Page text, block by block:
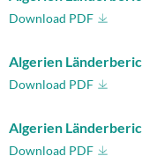
Download PDF
Algerien
Download PDF
Algerien
Download PDF